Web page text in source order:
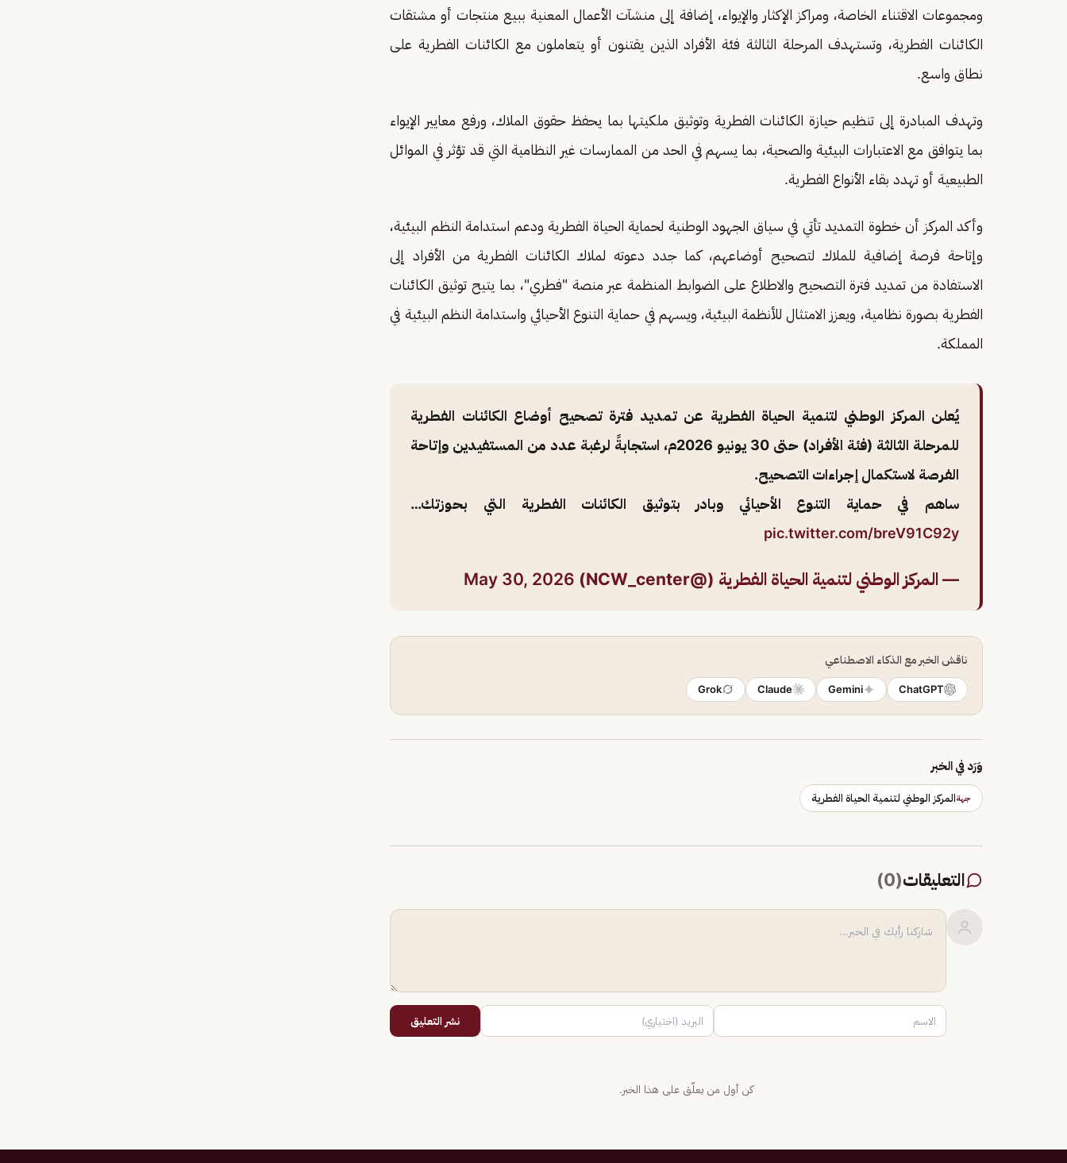
ومجموعات الاقتناء الخاصة، ومراكز الإكثار والإيواء، إضافة إلى منشآت الأعمال المعنية ببيع منتجات أو مشتقات
الكائنات الفطرية، وتستهدف المرحلة الثالثة فئة الأفراد الذين يقتنون أو يتعاملون مع الكائنات الفطرية على
نطاق واسع.
وتهدف المبادرة إلى تنظيم حيازة الكائنات الفطرية وتوثيق ملكيتها بما يحفظ حقوق الملاك، ورفع معايير الإيواء
بما يتوافق مع الاعتبارات البيئية والصحية، بما يسهم في الحد من الممارسات غير النظامية التي قد تؤثر في الموائل
الطبيعية أو تهدد بقاء الأنواع الفطرية.
وأكد المركز أن خطوة التمديد تأتي في سياق الجهود الوطنية لحماية الحياة الفطرية ودعم استدامة النظم البيئية،
وإتاحة فرصة إضافية للملاك لتصحيح أوضاعهم، كما جدد دعوته لملاك الكائنات الفطرية من الأفراد إلى
الاستفادة من تمديد فترة التصحيح والاطلاع على الضوابط المنظمة عبر منصة "فطري"، بما يتيح توثيق الكائنات
الفطرية بصورة نظامية، ويعزز الامتثال للأنظمة البيئية، ويسهم في حماية التنوع الأحيائي واستدامة النظم البيئية في
المملكة.
يُعلن المركز الوطني لتنمية الحياة الفطرية عن تمديد فترة تصحيح أوضاع الكائنات الفطرية
للمرحلة الثالثة (فئة الأفراد) حتى 30 يونيو 2026م، استجابةً لرغبة عدد من المستفيدين وإتاحة
الفرصة لاستكمال إجراءات التصحيح.
ساهم في حماية التنوع الأحيائي وبادر بتوثيق الكائنات الفطرية التي بحوزتك…
pic.twitter.com/breV91C92y
— المركز الوطني لتنمية الحياة الفطرية (@NCW_center) May 30, 2026
ناقش الخبر مع الذكاء الاصطناعي
ChatGPT
Gemini
Claude
Grok
وَرَد في الخبر
جهةالمركز الوطني لتنمية الحياة الفطرية
التعليقات(
0
)
نشر التعليق
كن أول من يعلّق على هذا الخبر.